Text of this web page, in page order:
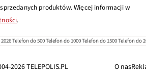
produktów. Więcej informacji w
.
Telefon do 500Telefon do 1000Telefon do 1500Telefon do
2026TELEPOLIS.PL O nas